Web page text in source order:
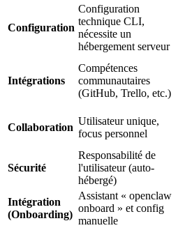
Configuration
Configuration
technique CLI,
nécessite un
hébergement serveur
Intégrations
Compétences
communautaires
(GitHub, Trello, etc.)
Collaboration
Utilisateur unique,
focus personnel
Sécurité
Responsabilité de
l'utilisateur (auto-
hébergé)
Intégration
(Onboarding)
Assistant « openclaw
onboard » et config
manuelle